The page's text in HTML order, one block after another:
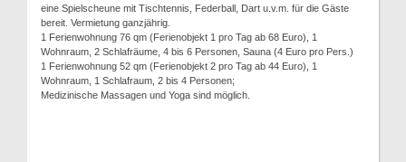
eine Spielscheune mit Tischtennis, Federball, Dart u.v.m. für die Gäste
bereit. Vermietung ganzjährig.
1 Ferienwohnung 76 qm (Ferienobjekt 1 pro Tag ab 68 Euro), 1
Wohnraum, 2 Schlafräume, 4 bis 6 Personen, Sauna (4 Euro pro Pers.)
1 Ferienwohnung 52 qm (Ferienobjekt 2 pro Tag ab 44 Euro), 1
Wohnraum, 1 Schlafraum, 2 bis 4 Personen;
Medizinische Massagen und Yoga sind möglich.